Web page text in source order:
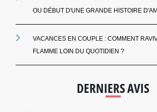
OU DÉBUT D'UNE GRANDE HISTOIRE
VACANCES EN COUPLE : COMMENT
FLAMME LOIN DU QUOTIDIEN ?
DERNIERS AVIS